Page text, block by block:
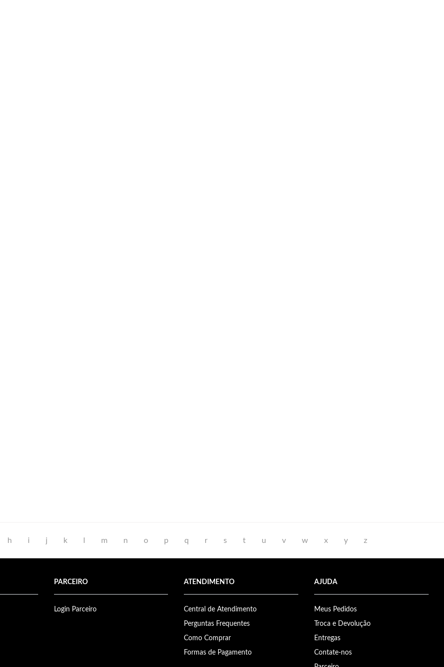
h i j k m n o p q r s t u v w x y z
PARCEIRO
Login Parceiro
ATENDIMENTO
Central de Atendimento
Perguntas Frequentes
Como Comprar
Formas de Pagamento
AJUDA
Meus Pedidos
Troca e Devolução
Entregas
Contate-nos